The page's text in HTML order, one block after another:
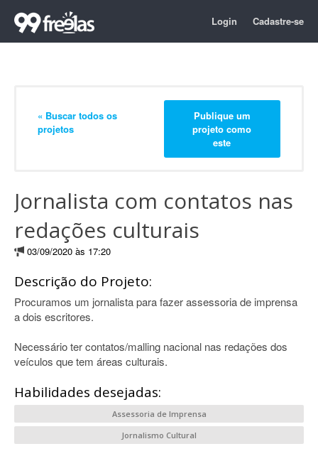
Login Cadastre-se
« Buscar todos os
projetos
Publique um
projeto como
este
Jornalista com contatos nas
redações culturais
03/09/2020 às 17:20
Descrição do Projeto:
Procuramos um jornalista para fazer assessoria de imprensa
a dois escritores.
Necessário ter contatos/malling nacional nas redações dos
veículos que tem áreas culturais.
Habilidades desejadas:
Assessoria de Imprensa
Jornalismo Cultural